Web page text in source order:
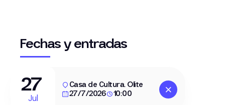
Fechas y entradas
27
Jul
Casa de Cultura. Olite
27/7/2026
10:00